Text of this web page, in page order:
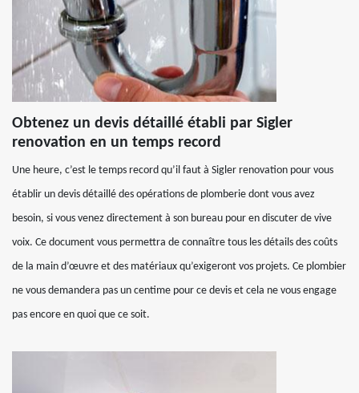
Obtenez un devis détaillé établi par Sigler
renovation en un temps record
Une heure, c’est le temps record qu’il faut à Sigler renovation pour vous
établir un devis détaillé des opérations de plomberie dont vous avez
besoin, si vous venez directement à son bureau pour en discuter de vive
voix. Ce document vous permettra de connaître tous les détails des coûts
de la main d’œuvre et des matériaux qu’exigeront vos projets. Ce plombier
ne vous demandera pas un centime pour ce devis et cela ne vous engage
pas encore en quoi que ce soit.